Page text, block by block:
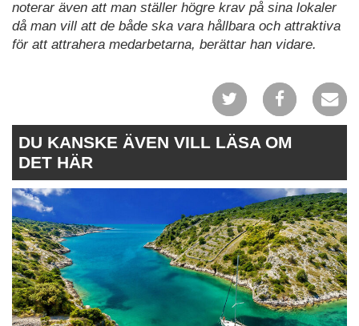
noterar även att man ställer högre krav på sina lokaler
då man vill att de både ska vara hållbara och attraktiva
för att attrahera medarbetarna, berättar han vidare.
DU KANSKE ÄVEN VILL LÄSA OM
DET HÄR